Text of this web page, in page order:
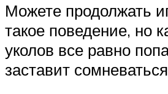
Можете продолжать
такое поведение, но
уколов все равно
заставит